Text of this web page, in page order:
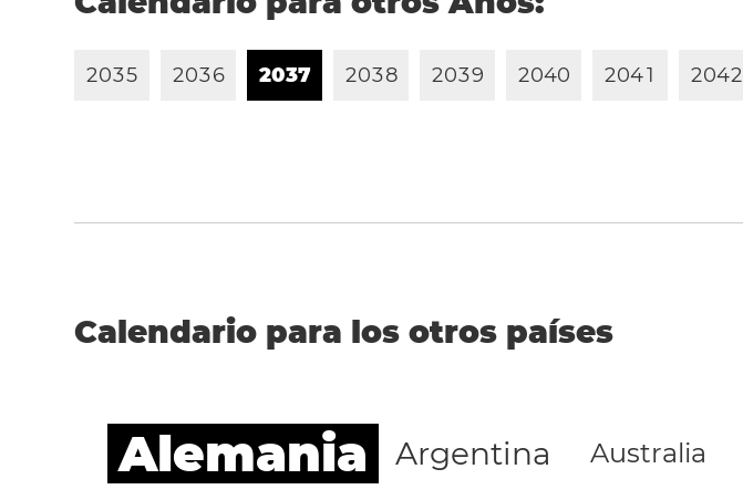
2035 2036 2037 2038 2039 2040 2041 2042
Calendario para los otros países
Alemania Argentina Australia